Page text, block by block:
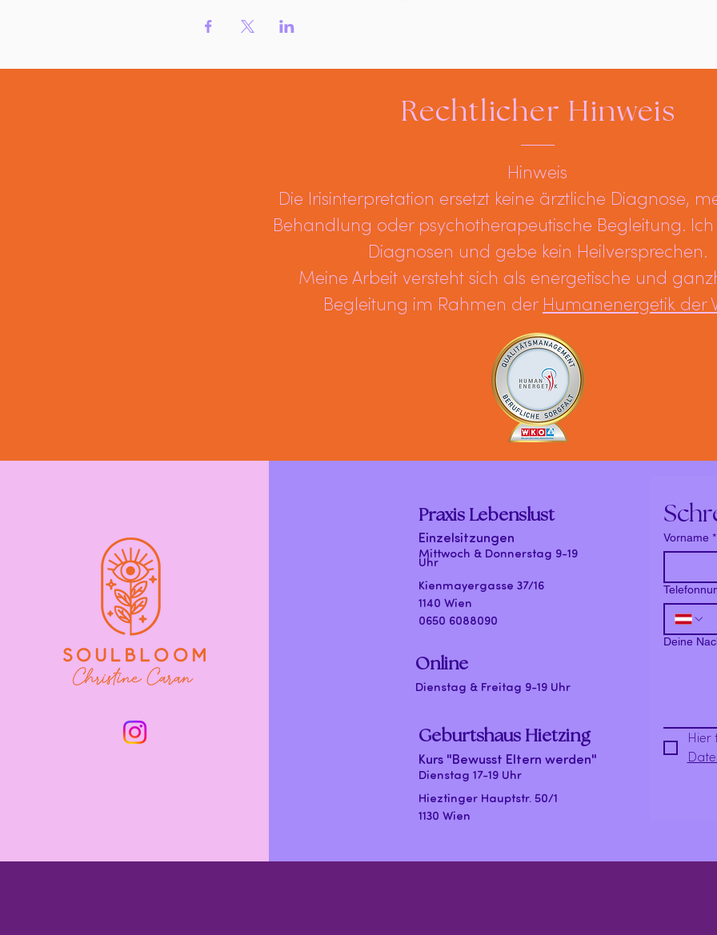
Rechtlicher Hinweis
Hinweis
Die Irisinterpretation ersetzt keine ärztliche Diagnose,
Behandlung oder psychotherapeutische Begleitung. Ich
Diagnosen und gebe kein Heilversprechen.
Meine Arbeit versteht sich als energetische und
Begleitung im Rahmen der Humanenergetik der
Praxis Lebenslust
Einzelsitzungen
Mittwoch & Donnerstag 9-19
Uhr
Kienmayergasse 37/16
1140 Wien
0650 6088090
Online
Dienstag & Freitag 9-19 Uhr
Geburtshaus Hietzing
Kurs "Bewusst Eltern werden"
Dienstag 17-19 Uhr
Hieztinger Hauptstr. 50/1
1130 Wien
Vorname *
Deine